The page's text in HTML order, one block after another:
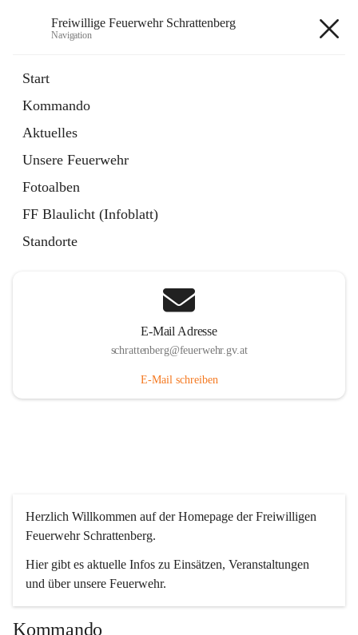
Freiwillige Feuerwehr Schrattenberg
Navigation
Start
Kommando
Aktuelles
Unsere Feuerwehr
Fotoalben
FF Blaulicht (Infoblatt)
Standorte
E-Mail Adresse
schrattenberg@feuerwehr.gv.at
E-Mail schreiben
Herzlich Willkommen auf der Homepage der Freiwilligen
Feuerwehr Schrattenberg.
Hier gibt es aktuelle Infos zu Einsätzen, Veranstaltungen
und über unsere Feuerwehr.
Kommando